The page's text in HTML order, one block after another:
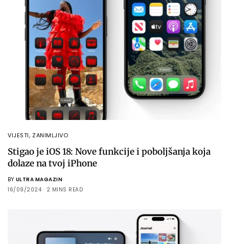
VIJESTI, ZANIMLJIVO
Stigao je iOS 18: Nove funkcije i poboljšanja koja
dolaze na tvoj iPhone
BY ULTRA MAGAZIN
16/09/2024
2 MINS READ